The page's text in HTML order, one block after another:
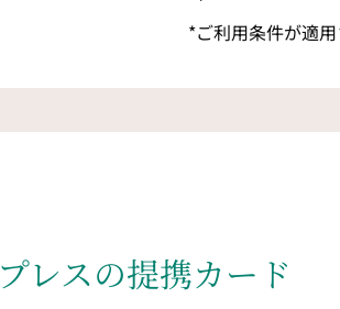
*ご利用条件が適
レスの提携カード